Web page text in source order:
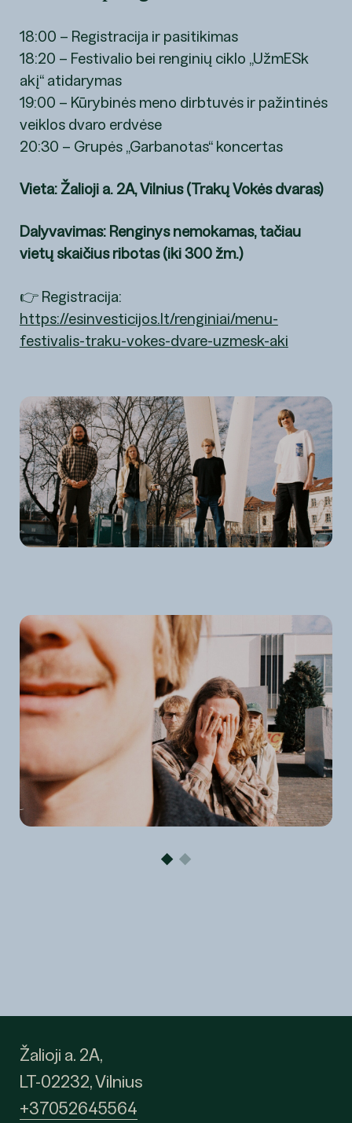
18:00 – Registracija ir pasitikimas
18:20 – Festivalio bei renginių ciklo „UžmESk
akį“ atidarymas
19:00 – Kūrybinės meno dirbtuvės ir pažintinės
veiklos dvaro erdvėse
20:30 – Grupės „Garbanotas“ koncertas
Vieta: Žalioji a. 2A, Vilnius (Trakų Vokės dvaras)
Dalyvavimas: Renginys nemokamas, tačiau
vietų skaičius ribotas (iki 300 žm.)
👉 Registracija:
https://esinvesticijos.lt/renginiai/menu-
festivalis-traku-vokes-dvare-uzmesk-aki
Žalioji a. 2A,
LT-02232, Vilnius
+37052645564